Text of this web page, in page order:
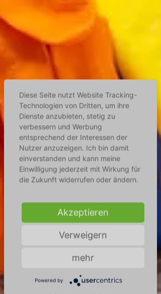
Diese Seite nutzt Website Tracking-
Technologien von Dritten, um ihre
Dienste anzubieten, stetig zu
verbessern und Werbung
entsprechend der Interessen der
Nutzer anzuzeigen. Ich bin damit
einverstanden und kann meine
Einwilligung jederzeit mit Wirkung für
die Zukunft widerrufen oder ändern.
Akzeptieren
Verweigern
mehr
Powered by